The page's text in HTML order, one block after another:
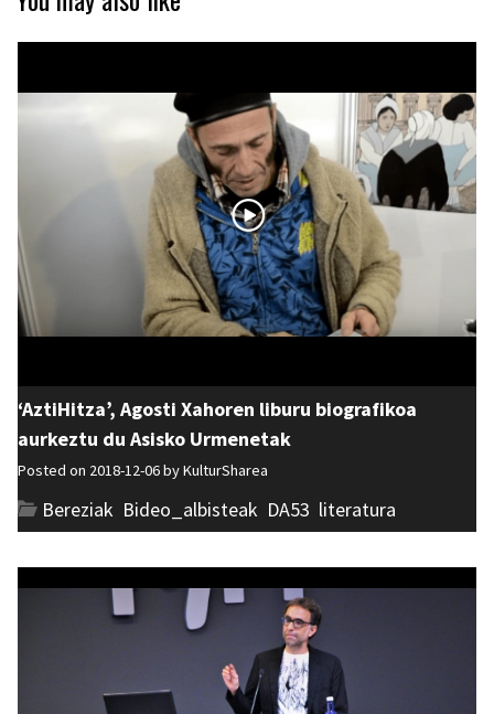
‘AztiHitza’, Agosti Xahoren liburu biografikoa
aurkeztu du Asisko Urmenetak
Posted on 2018-12-06 byKulturSharea
Bereziak Bideo_albisteak DA53 literatura